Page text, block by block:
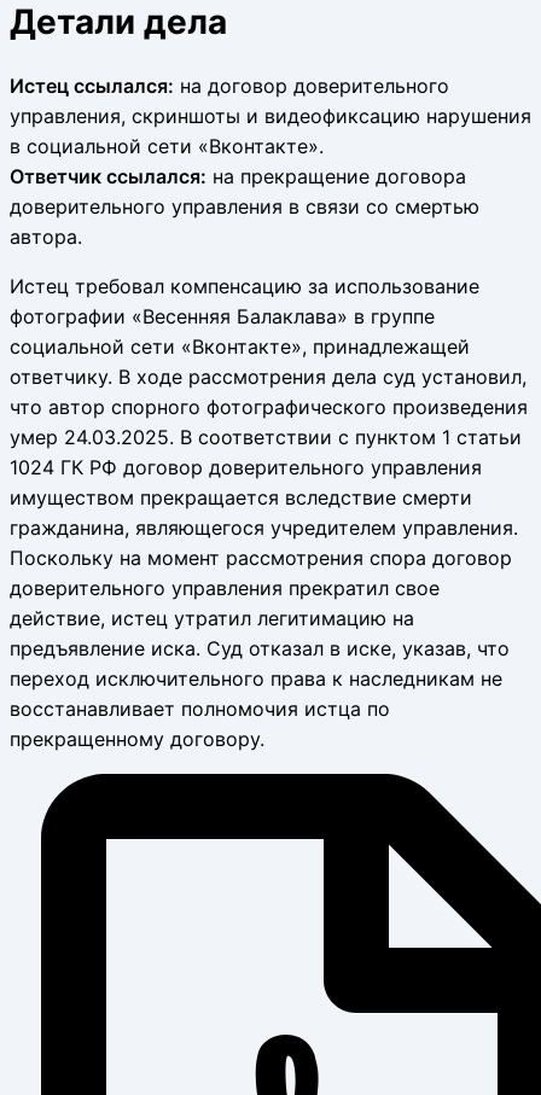
Детали дела
Истец ссылался: на договор доверительного
управления, скриншоты и видеофиксацию нарушения
в социальной сети «Вконтакте».
Ответчик ссылался: на прекращение договора
доверительного управления в связи со смертью
автора.
Истец требовал компенсацию за использование
фотографии «Весенняя Балаклава» в группе
социальной сети «Вконтакте», принадлежащей
ответчику. В ходе рассмотрения дела суд установил,
что автор спорного фотографического произведения
умер 24.03.2025. В соответствии с пунктом 1 статьи
1024 ГК РФ договор доверительного управления
имуществом прекращается вследствие смерти
гражданина, являющегося учредителем управления.
Поскольку на момент рассмотрения спора договор
доверительного управления прекратил свое
действие, истец утратил легитимацию на
предъявление иска. Суд отказал в иске, указав, что
переход исключительного права к наследникам не
восстанавливает полномочия истца по
прекращенному договору.